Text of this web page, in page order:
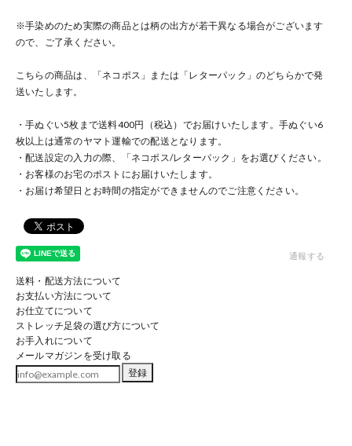
※手染めのため実際の商品とは柄の出方が若干異なる場合がございます
ので、ご了承ください。
こちらの商品は、「ネコポス」または「レターパック」のどちらかで発
送いたします。
・手ぬぐい5枚まで送料400円（税込）でお届けいたします。手ぬぐい6
枚以上は通常のヤマト運輸での配送となります。
・配送設定の入力の際、「ネコポス/レターパック」をお選びください。
・お客様のお宅のポストにお届けいたします。
・お届け希望日とお時間の指定ができませんのでご注意ください。
通報する
送料・配送方法について
お支払い方法について
お仕立てについて
ストレッチ足袋の選び方について
お手入れについて
メールマガジンを受け取る
登録